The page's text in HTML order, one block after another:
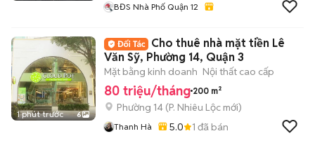
BĐS Nhà Phố Quận 12
1 phút trước 6
Cho thuê nhà mặt tiền Lê
Văn Sỹ, Phường 14, Quận 3
Mặt bằng kinh doanh Nội thất cao cấp
80 triệu/tháng 200 m²
Phường 14 (P. Nhiêu Lộc mới)
Thanh Hà 5.0 1 đã bán